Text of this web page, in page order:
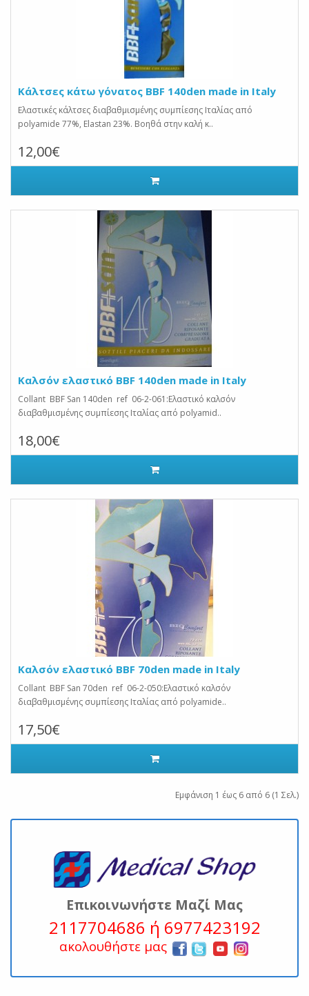
Κάλτσες κάτω γόνατος BBF 140den made in Italy
Ελαστικές κάλτσες διαβαθμισμένης συμπίεσης Ιταλίας από
polyamide 77%, Elastan 23%. Βοηθά στην καλή κ..
12,00€
Καλσόν ελαστικό BBF 140den made in Italy
Collant BBF San 140den ref 06-2-061:Ελαστικό καλσόν
διαβαθμισμένης συμπίεσης Ιταλίας από polyamid..
18,00€
Καλσόν ελαστικό BBF 70den made in Italy
Collant BBF San 70den ref 06-2-050:Ελαστικό καλσόν
διαβαθμισμένης συμπίεσης Ιταλίας από polyamide..
17,50€
Εμφάνιση 1 έως 6 από 6 (1 Σελ.)
Επικοινωνήστε Μαζί Μας
2117704686 ή 6977423192
ακολουθήστε μας